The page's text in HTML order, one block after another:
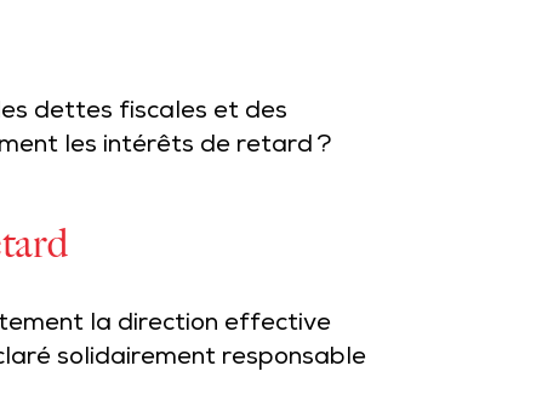
dettes fiscales et des
les intérêts de retard ?
la direction effective
solidairement responsable